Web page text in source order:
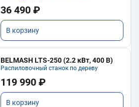
36 490 ₽
В корзину
BELMASH LTS-250 (2.2 кВт, 400 В)
Распиловочный станок по дереву
119 990 ₽
В корзину